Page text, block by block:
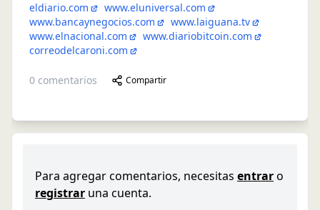
eldiario.com
www.eluniversal.com
www.bancaynegocios.com
www.laiguana.tv
www.elnacional.com
www.diariobitcoin.com
correodelcaroni.com
0 comentarios Compartir
Para agregar comentarios, necesitas entraro
registrar una cuenta.